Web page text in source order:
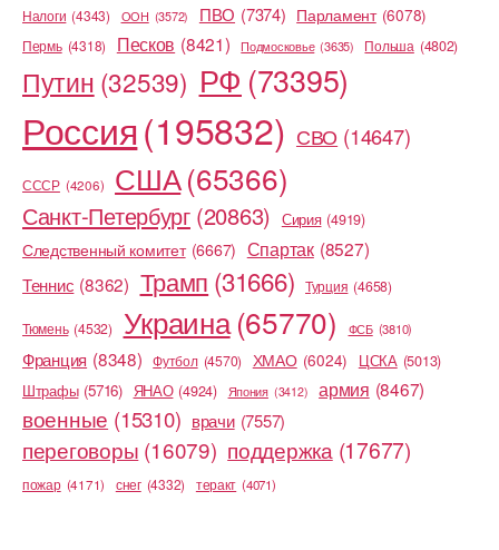
Налоги (4343) ООН (3572) ПВО (7374) Парламент (6078)
Пермь (4318) Песков (8421) Подмосковье (3635) Польша (4802)
Путин (32539) РФ (73395)
Россия(195832) СВО (14647)
СССР (4206) США(65366)
Санкт-Петербург (20863) Сирия (4919)
Следственный комитет (6667) Спартак (8527)
Теннис (8362) Трамп (31666) Турция (4658)
Тюмень (4532) Украина(65770) ФСБ (3810)
Франция (8348) Футбол (4570) ХМАО (6024) ЦСКА (5013)
Штрафы (5716) ЯНАО (4924) Япония (3412) армия (8467)
военные (15310) врачи (7557)
переговоры (16079) поддержка (17677)
пожар (4171) снег (4332) теракт (4071)